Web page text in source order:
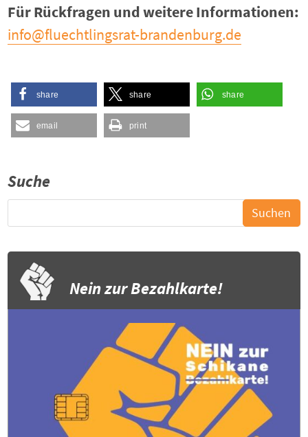
Für Rückfragen und weitere Informationen:
info@fluechtlingsrat-brandenburg.de
share share share
email print
Suche
Nein zur Bezahlkarte!